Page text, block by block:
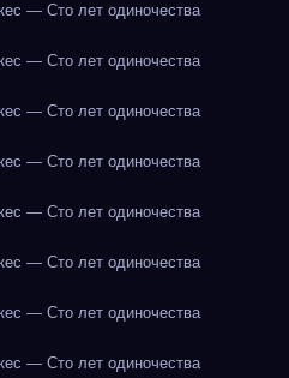
— Сто лет одиночества
— Сто лет одиночества
— Сто лет одиночества
— Сто лет одиночества
— Сто лет одиночества
— Сто лет одиночества
— Сто лет одиночества
— Сто лет одиночества